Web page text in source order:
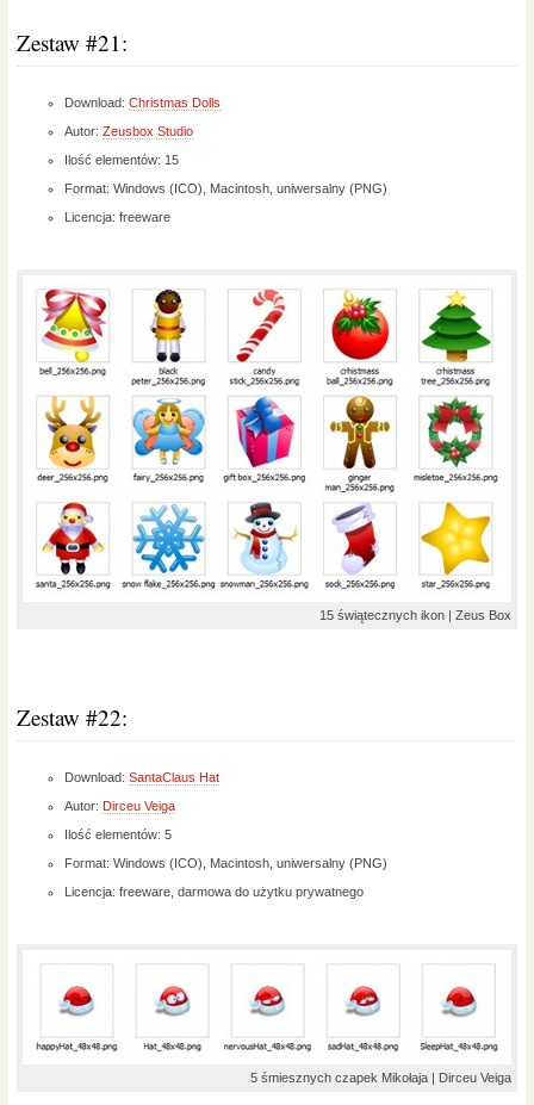
Zestaw #21:
Download: Christmas Dolls
Autor: Zeusbox Studio
Ilość elementów: 15
Format: Windows (ICO), Macintosh, uniwersalny (PNG)
Licencja: freeware
15 świątecznych ikon | Zeus Box
Zestaw #22:
Download: SantaClaus Hat
Autor: Dirceu Veiga
Ilość elementów: 5
Format: Windows (ICO), Macintosh, uniwersalny (PNG)
Licencja: freeware, darmowa do użytku prywatnego
5 śmiesznych czapek Mikołaja | Dirceu Veiga